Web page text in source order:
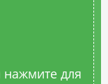
для